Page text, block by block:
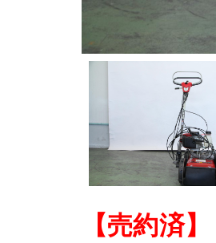
【売約済】